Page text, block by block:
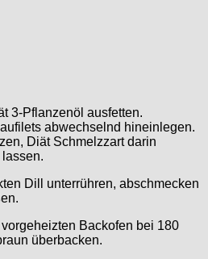
3-Pflanzenöl ausfetten.
abwechselnd hineinlegen.
Diät Schmelzzart darin
Dill unterrühren, abschmecken
Backofen bei 180
überbacken.